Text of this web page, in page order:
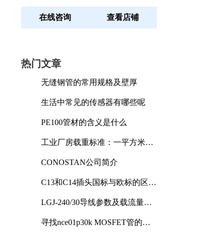
在线咨询 查看店铺
热门文章
无缝钢管的常用规格及壁厚
生活中常见的传感器有哪些呢
PE100管材的含义是什么
工业厂房载重标准：一平方米能
CONOSTAN公司简介
C13和C14插头国标与欧标的区别
LGJ-240/30导线参数及载流量解
寻找nce01p30k MOSFET管的合